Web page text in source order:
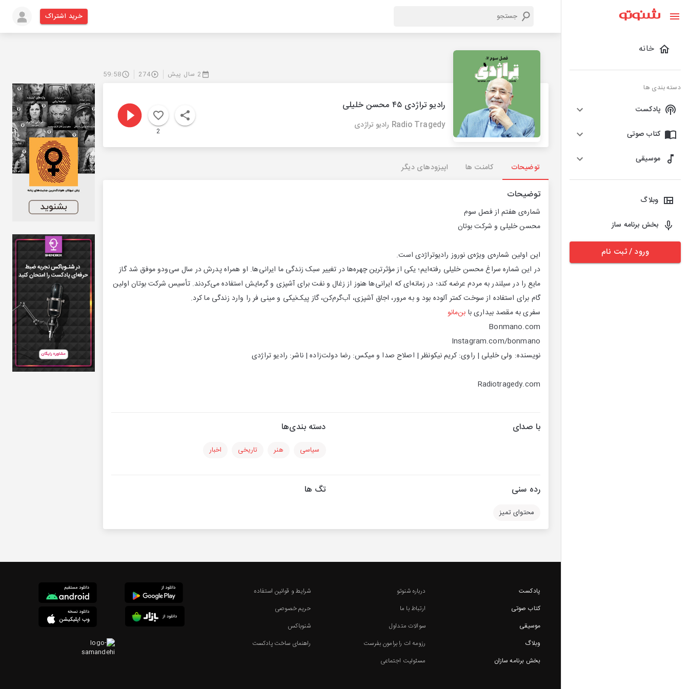
خانه
دسته بندی ها
پادکست
کتاب صوتی
موسیقی
وبلاگ
بخش برنامه ساز
ورود / ثبت نام
خرید اشتراک
2 سال پیش 274
59:58
رادیو تراژدی ۴۵ محسن خلیلی
Radio Tragedy رادیو تراژدی
2
توضیحات کامنت ها اپیزودهای دیگر
توضیحات
شماره‌ی هفتم از فصل سوم
محسن خلیلی و شرکت بوتان
این اولین شماره‌ی ویژه‌ی نوروز رادیوتراژدی است.
در این شماره سراغ محسن خلیلی رفته‌ایم؛ یکی از مؤثرترین چهره‌ها در تغییر سبک زندگی ما ایرانی‌ها. او همراه پدرش در سال سی‌ودو موفق شد گاز
مایع را در سیلندر به مردم عرضه کند؛ در زمانه‌ای که ایرانی‌ها هنوز از زغال و نفت برای آشپزی و گرمایش استفاده می‌کردند. تأسیس شرکت بوتان اولین
گام برای استفاده از سوخت کمتر آلوده بود و به مرور، اجاق آشپزی، آب‌گرم‌کن، گاز پیک‌نیکی و مینی فر را وارد زندگی ما کرد.
سفری به مقصد بیداری با بن‌مانو
Bonmano.com
Instagram.com/bonmano
نویسنده: ولی خلیلی | راوی: کریم نیکونظر | اصلاح صدا و میكس: رضا دولت‌زاده | ناشر: رادیو تراژدی
Radiotragedy.com
با صدای دسته بندی‌ها
سیاسی هنر تاریخی اخبار
رده سنی
محتوای تمیز
تگ ها
پادکست
کتاب صوتی
موسیقی
وبلاگ
بخش برنامه سازان
درباره شنوتو
ارتباط با ما
سوالات متداول
رزومه ات را برامون بفرست
مسئولیت اجتماعی
شرایط و قوانین استفاده
حریم خصوصی
شنوباکس
راهنمای ساخت پادکست